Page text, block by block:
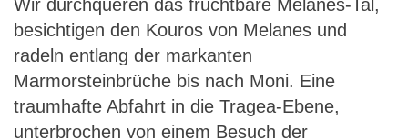
Wir durchqueren das fruchtbare Melanes-Tal,
besichtigen den Kouros von Melanes und
radeln entlang der markanten
Marmorsteinbrüche bis nach Moni. Eine
traumhafte Abfahrt in die Tragea-Ebene,
unterbrochen von einem Besuch der